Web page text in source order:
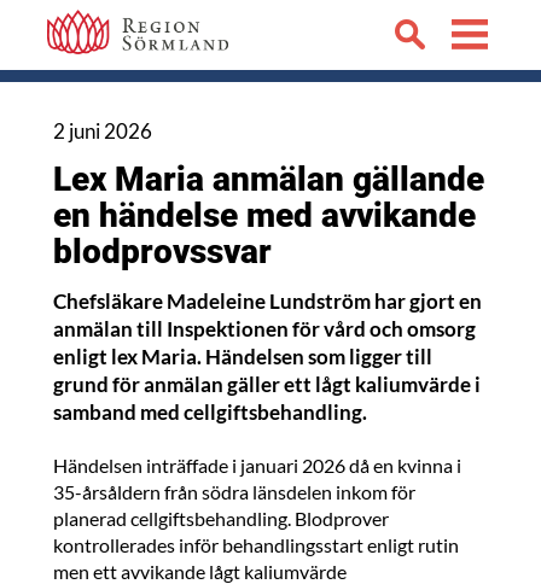
2 juni 2026
Lex Maria anmälan gällande
en händelse med avvikande
blodprovssvar
Chefsläkare Madeleine Lundström har gjort en
anmälan till Inspektionen för vård och omsorg
enligt lex Maria. Händelsen som ligger till
grund för anmälan gäller ett lågt kaliumvärde i
samband med cellgiftsbehandling.
Händelsen inträffade i januari 2026 då en kvinna i
35-årsåldern från södra länsdelen inkom för
planerad cellgiftsbehandling. Blodprover
kontrollerades inför behandlingsstart enligt rutin
men ett avvikande lågt kaliumvärde